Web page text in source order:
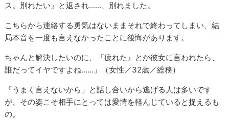
ス。別れたい』と返され……、別れました。
こちらから連絡する勇気はないままそれで終わってしまい、結
局本音を一度も言えなかったことに後悔があります。
ちゃんと解決したいのに、『疲れた』とか彼女に言われたら、
誰だってイヤですよね……」（女性／32歳／総務）
「うまく言えないから」と話し合いから逃げる人は多いです
が、その姿こそ相手にとっては愛情を軽んじていると捉えるも
の。